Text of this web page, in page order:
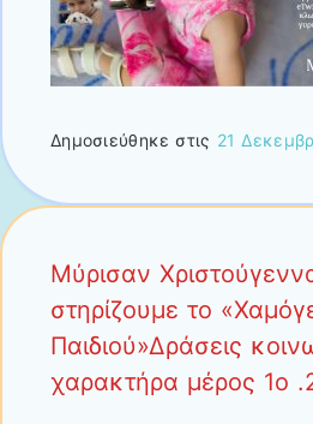
Δημοσιεύθηκε στις 21
Mύρισαν
στηρίζουμε το
Παιδιού»Δράσεις
χαρακτήρα μέρος 1ο